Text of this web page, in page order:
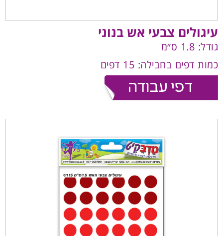
עיגולים צבעי אש בנוני
גודל: 1.8 ס״מ
כמות דפים בחבילה: 15 דפים